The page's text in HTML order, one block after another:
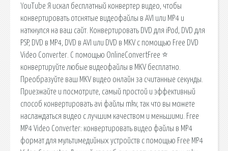
YouTube Я искал бесплатный конвертер видео, чтобы
конвертировать отснятые видеофайлы в AVI или MP4 и
наткнулся на ваш сайт. Конвертировать DVD для iPod, DVD для
PSP, DVD в MP4, DVD в AVI или DVD в MKV с помощью Free DVD
Video Converter. С помощью OnlineConvertFree ⭐ ️
конвертируйте любые видеофайлы в MKV бесплатно.
Преобразуйте ваш MKV видео онлайн за считанные секунды.
Приезжайте и посмотрите, самый простой и эффективный
способ конвертировать avi файлы mkv, так что вы можете
наслаждаться видео с лучшим качеством и меньшими. Free
MP4 Video Converter: конвертировать видео файлы в MP4
формат для мультимедийных устройств с помощью Free MP4